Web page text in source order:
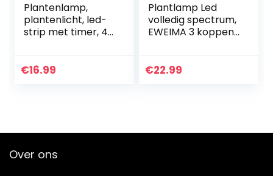
Plantenlamp,
plantenlicht, led-
strip met timer, 4
groeilamp, auto-
€16.99
Plantlamp Led
volledig spectrum,
EWEIMA 3 koppen
hoogte
€22.99
Over ons